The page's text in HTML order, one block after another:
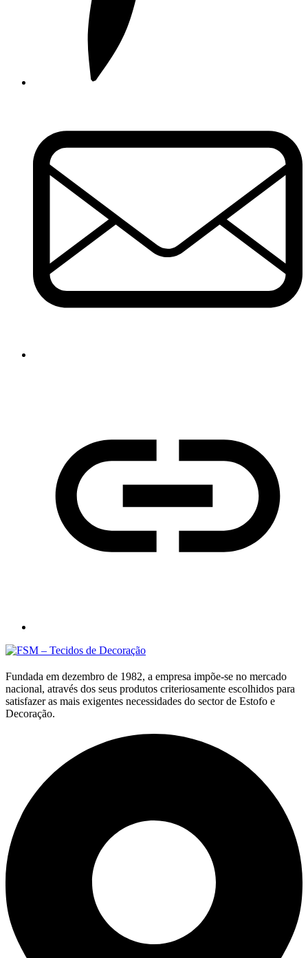
Fundada em dezembro de 1982, a empresa impõe-se no mercado
nacional, através dos seus produtos criteriosamente escolhidos para
satisfazer as mais exigentes necessidades do sector de Estofo e
Decoração.